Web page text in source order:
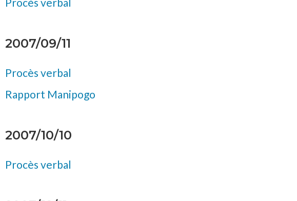
2007/09/11
Procès verbal
Rapport Manipogo
2007/10/10
Procès verbal